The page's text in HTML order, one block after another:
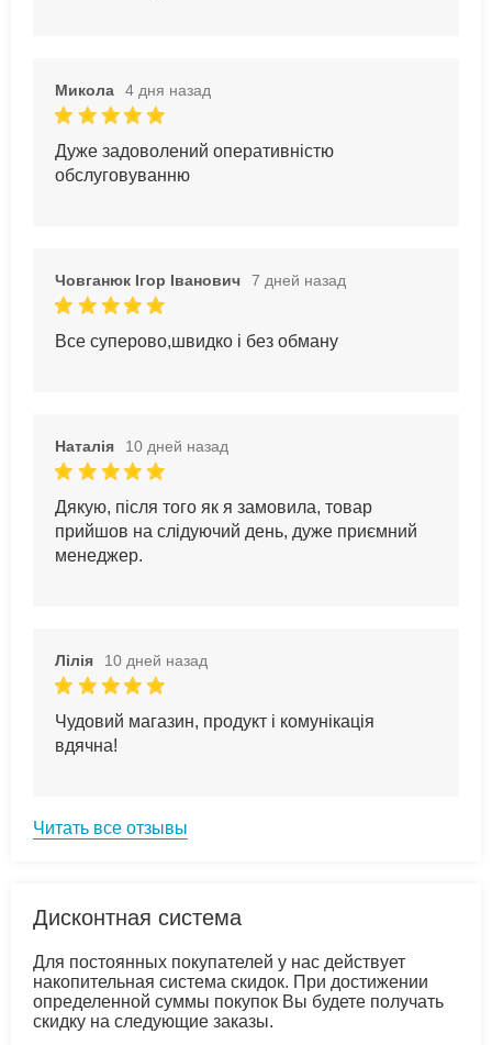
Микола 4 дня назад
Дуже задоволений оперативністю
обслуговуванню
Човганюк Ігор Іванович 7 дней назад
Все суперово,швидко і без обману
Наталія 10 дней назад
Дякую, після того як я замовила, товар
прийшов на слідуючий день, дуже приємний
менеджер.
Лілія 10 дней назад
Чудовий магазин, продукт і комунікація
вдячна!
Читать все отзывы
Дисконтная система
Для постоянных покупателей у нас действует
накопительная система скидок. При достижении
определенной суммы покупок Вы будете получать
скидку на следующие заказы.